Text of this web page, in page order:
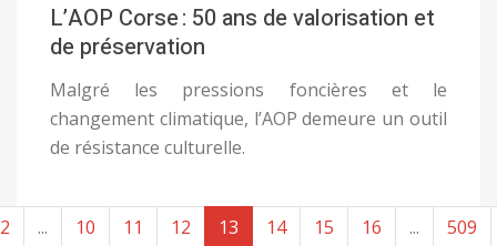
L’AOP Corse : 50 ans de valorisation et
de préservation
Malgré les pressions foncières et le
changement climatique, l’AOP demeure un outil
de résistance culturelle.
2 ... 10 11 12 13 14 15 16 ... 509